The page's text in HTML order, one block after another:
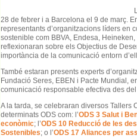
28 de febrer i a Barcelona el 9 de març.
representants d’organitzacions líders en
sostenible com BBVA, Endesa,
reflexionaran sobre els Objectius de
importància de la comunicació entorn
També estaran presents experts
Fundació Seres, EBEN i Pacte Mundial,
comunicació responsable efectiva des
A la tarda, se celebraran diversos Tallers
determinats ODS com: l’ODS 3 Salut i
econòmic; l’ODS 10 Reducció de les
Sostenibles; o l’ODS 17 Aliances per